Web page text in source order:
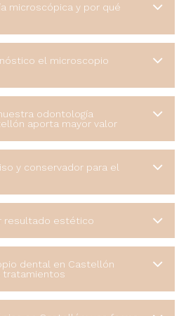
microscópica y por qué
el microscopio
odontología
aporta mayor valor
y conservador para el
resultado estético
dental en Castellón
tratamientos